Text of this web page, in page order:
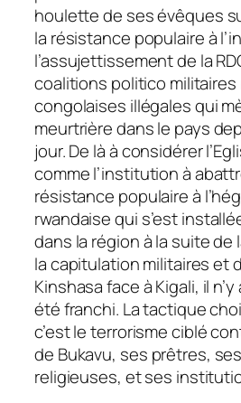
houlette de ses évêques
la résistance populaire à
l’assujettissement de la
coalitions politico militaires
congolaises illégales qui
meurtrière dans le pays
jour. De là à considérer
comme l’institution à
résistance populaire à
rwandaise qui s’est
dans la région à la suite de
la capitulation militaires et
Kinshasa face à Kigali, il
été franchi. La tactique
c’est le terrorisme ciblé
de Bukavu, ses prêtres,
religieuses, et ses